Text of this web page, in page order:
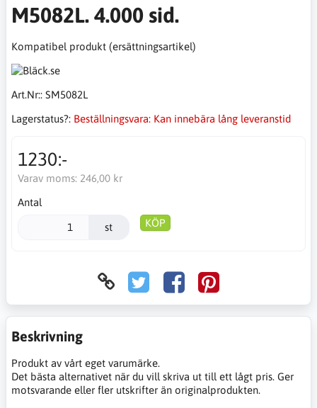
M5082L. 4.000 sid.
Kompatibel produkt (ersättningsartikel)
Art.Nr:: SM5082L
Lagerstatus?: Beställningsvara: Kan innebära lång leveranstid
1230:-
Varav moms: 246,00 kr
Antal
st KÖP
Beskrivning
Produkt av vårt eget varumärke.
Det bästa alternativet när du vill skriva ut till ett lågt pris. Ger
motsvarande eller fler utskrifter än originalprodukten.